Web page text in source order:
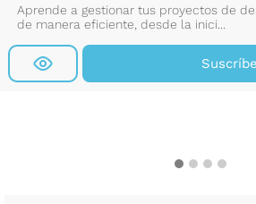
Aprende a gestionar tus proyectos de
de manera eficiente, desde la inici...